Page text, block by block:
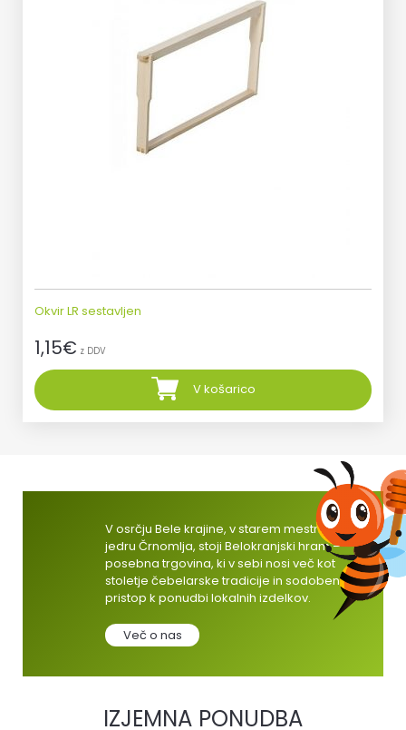
Okvir LR sestavljen
1,15€ z DDV
V košarico
V osrčju Bele krajine, v starem mestnem
jedru Črnomlja, stoji Belokranjski hram –
posebna trgovina, ki v sebi nosi več kot
stoletje čebelarske tradicije in sodoben
pristop k ponudbi lokalnih izdelkov.
Več o nas
IZJEMNA PONUDBA